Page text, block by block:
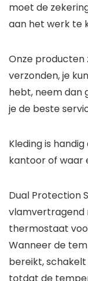
moet de
aan het werk te
Onze producten
verzonden, je
hebt, neem dan
je de beste
Kleding is
kantoor of waar
Dual Protection
vlamvertragend
thermostaat
Wanneer de
bereikt,